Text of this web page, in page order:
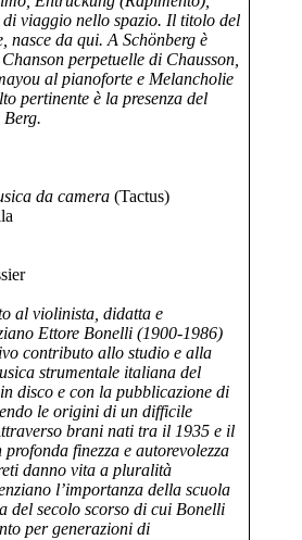
di viaggio nello spazio. Il titolo del
nasce da qui. A Schönberg è
perpetuelle di Chausson,
al pianoforte e Melancholie
pertinente è la presenza del
da camera (Tactus)
al violinista, didatta e
Ettore Bonelli (1900-1986)
contributo allo studio e alla
strumentale italiana del
disco e con la pubblicazione di
le origini di un difficile
brani nati tra il 1935 e il
profonda finezza e autorevolezza
danno vita a pluralità
l’importanza della scuola
del secolo scorso di cui Bonelli
per generazioni di